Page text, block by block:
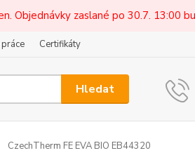
Objednávky zaslané po 30.7. 13:00
práce Certifikáty
Hledat
CzechTherm FE EVA BIO EB44320